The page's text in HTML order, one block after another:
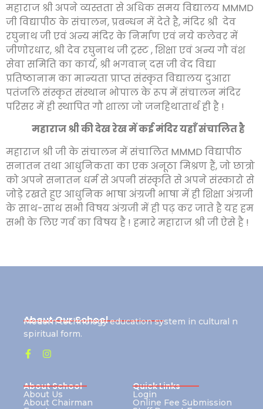
महाराज श्री अपने व्यस्तता से अधिक समय विद्यालय MMMD
जी विद्यापीठ के संचालन, प्रबन्धन में देते है, मंदिर श्री देव
रघुनाथ जी एवं अन्य मंदिर के निर्माण एवं नये कलेवर में
जीणोरधार, श्री देव रघुनाथ जी ट्रस्ट , शिक्षा एवं अन्य गौ वंश
सेवा समिति का कार्य, श्री भगवान् दस जी वेद विद्या
प्रतिष्ठानाम का मान्यता प्राप्त संस्कृत विद्यालय दुआरा
पतंजलि संस्कृत संस्थान भोपाल के रूप में संचालन मंदिर
परिसर में ही स्थापित गौ शाला जो जनहिथातार्थ ही है !
महाराज श्री की देख रेख में कई मंदिर यहाँ संचालित है
महाराज श्री जी के संचालन में संचालित MMMD विद्यापीठ
सनातन तथा आधुनिकता का एक अनूठा मिश्रण हैं, जो छात्रो
को अपने सनातन धर्म से अपनी संस्कृति से अपने संस्कारो से
जोड़े रखते हुए आधुनिक भाषा अंग्रजी भाषा में ही शिक्षा अंग्रजी
के साथ-साथ सभी विषय अंग्रजी में ही पढ़ कर जाते है यह हम
सभी के लिए गर्व का विषय है ! हमारे महाराज श्री जी ऐसे है !
About Our School
Modern technology education system in cultural n
spiritual form.
About School
About Us
About Chairman
Quick Links
Login
Online Fee Submission